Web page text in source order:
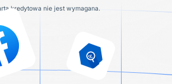
kredytowa nie jest wymagana.